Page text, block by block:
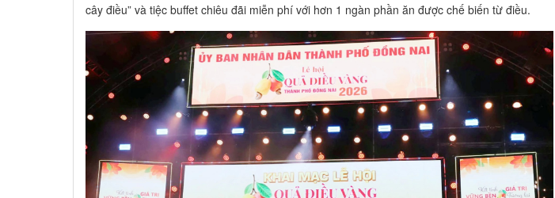
cây điều” và tiệc buffet chiêu đãi miễn phí với hơn 1 ngàn phần ăn được chế biến từ điều.